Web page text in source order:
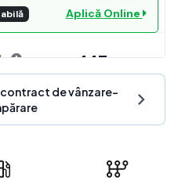
de vânzare-